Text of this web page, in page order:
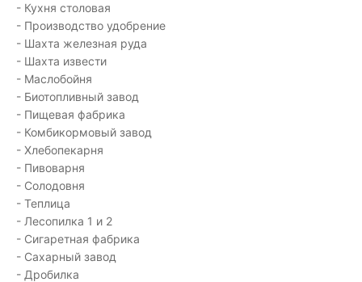
- Кухня столовая
- Производство удобрение
- Шахта железная руда
- Шахта извести
- Маслобойня
- Биотопливный завод
- Пищевая фабрика
- Комбикормовый завод
- Хлебопекарня
- Пивоварня
- Солодовня
- Теплица
- Лесопилка 1 и 2
- Сигаретная фабрика
- Сахарный завод
- Дробилка